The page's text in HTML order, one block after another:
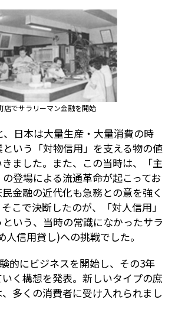
店でサラリーマン金融を開始
、日本は大量生産・大量消費の時
いう「対物信用」を支える物の値
ました。また、この当時は、「主
登場による流通革命が起こってお
金融の近代化も急務との意を強く
こで決断したのが、「対人信用」
いう、当時の常識になかったサラ
人信用貸し)への挑戦でした。
的にビジネスを開始し、その3年
く構想を発表。新しいタイプの庶
多くの消費者に受け入れられまし